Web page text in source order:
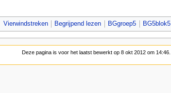
Vierwindstreken Begrijpend lezen BGgroep5 BG5blok5
Deze pagina is voor het laatst bewerkt op 8 okt 2012 om 14:46.